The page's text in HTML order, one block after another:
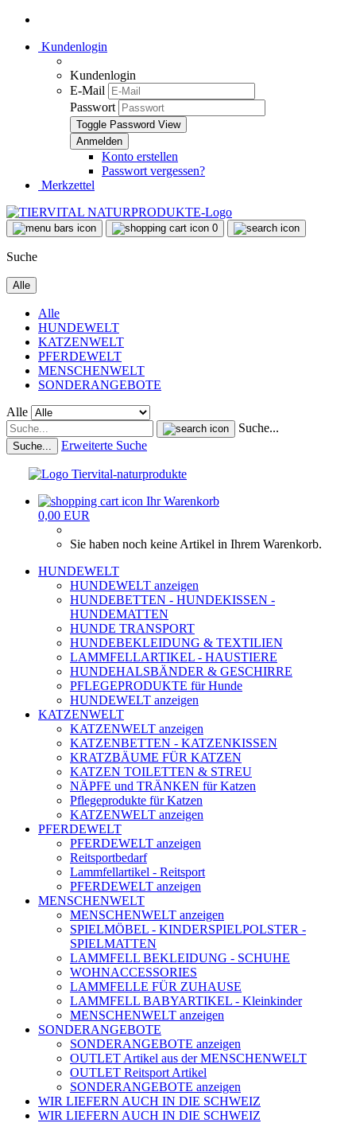
Kundenlogin
Kundenlogin
E-Mail
Passwort
Toggle Password View
Konto erstellen
Passwort vergessen?
Merkzettel
0
Suche
Alle
Alle
HUNDEWELT
KATZENWELT
PFERDEWELT
MENSCHENWELT
SONDERANGEBOTE
Alle
Suche...
Suche... Erweiterte Suche
Ihr Warenkorb
0,00 EUR
Sie haben noch keine Artikel in Ihrem Warenkorb.
HUNDEWELT
HUNDEWELT anzeigen
HUNDEBETTEN - HUNDEKISSEN -
HUNDEMATTEN
HUNDE TRANSPORT
HUNDEBEKLEIDUNG & TEXTILIEN
LAMMFELLARTIKEL - HAUSTIERE
HUNDEHALSBÄNDER & GESCHIRRE
PFLEGEPRODUKTE für Hunde
HUNDEWELT anzeigen
KATZENWELT
KATZENWELT anzeigen
KATZENBETTEN - KATZENKISSEN
KRATZBÄUME FÜR KATZEN
KATZEN TOILETTEN & STREU
NÄPFE und TRÄNKEN für Katzen
Pflegeprodukte für Katzen
KATZENWELT anzeigen
PFERDEWELT
PFERDEWELT anzeigen
Reitsportbedarf
Lammfellartikel - Reitsport
PFERDEWELT anzeigen
MENSCHENWELT
MENSCHENWELT anzeigen
SPIELMÖBEL - KINDERSPIELPOLSTER -
SPIELMATTEN
LAMMFELL BEKLEIDUNG - SCHUHE
WOHNACCESSORIES
LAMMFELLE FÜR ZUHAUSE
LAMMFELL BABYARTIKEL - Kleinkinder
MENSCHENWELT anzeigen
SONDERANGEBOTE
SONDERANGEBOTE anzeigen
OUTLET Artikel aus der MENSCHENWELT
OUTLET Reitsport Artikel
SONDERANGEBOTE anzeigen
WIR LIEFERN AUCH IN DIE SCHWEIZ
WIR LIEFERN AUCH IN DIE SCHWEIZ